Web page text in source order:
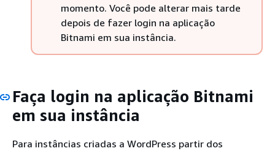
momento. Você pode alterar mais tarde
depois de fazer login na aplicação
Bitnami em sua instância.
Faça login na aplicação Bitnami
em sua instância
Para instâncias criadas a WordPress partir dos